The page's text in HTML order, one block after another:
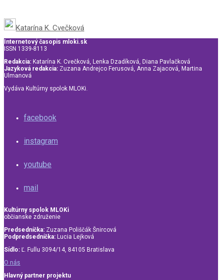
Katarína K. Cvečková
Internetový časopis mloki.sk
ISSN 1339-8113
Redakcia: Katarína K. Cvečková, Lenka Dzadíková, Diana Pavlačková
Jazyková redakcia: Zuzana Andrejco Ferusová, Anna Zajacová, Martina
Ulmanová
Vydáva Kultúrny spolok MLOKi.
facebook
instagram
youtube
mail
Kultúrny spolok MLOKi
občianske združenie
Predsedníčka: Zuzana Poliščák Šnircová
Podpredsedníčka: Lucia Lejková
Sídlo: Ľ. Fullu 3094/14, 84105 Bratislava
O nás
Hlavný partner projektu